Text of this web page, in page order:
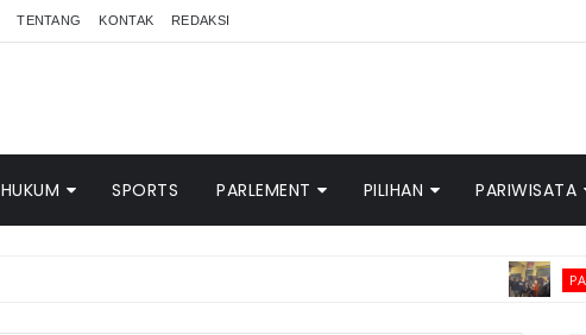
TENTANG KONTAK REDAKSI
HUKUM SPORTS PARLEMENT PILIHAN PARIWISATA
PASAMAN BARAT